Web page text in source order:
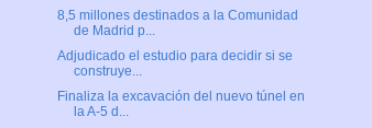
8,5 millones destinados a la Comunidad
de Madrid p...
Adjudicado el estudio para decidir si se
construye...
Finaliza la excavación del nuevo túnel en
la A-5 d...